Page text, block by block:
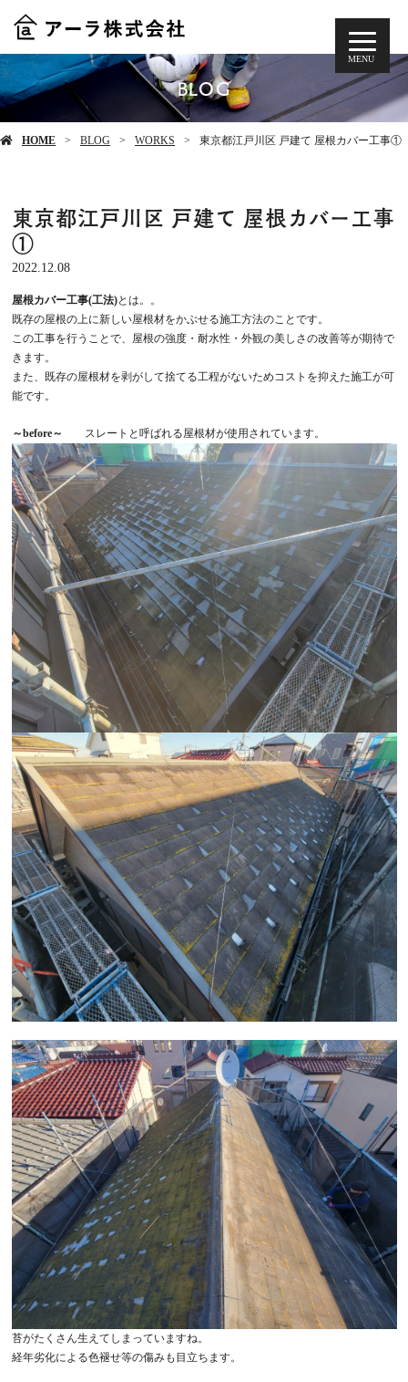
MENU
BLOG
HOME BLOG WORKS 東京都江戸川区 戸建て 屋根カバー工事①
東京都江戸川区 戸建て 屋根カバー工事
①
2022.12.08
屋根カバー工事(工法)とは。。
既存の屋根の上に新しい屋根材をかぶせる施工方法のことです。
この工事を行うことで、屋根の強度・耐水性・外観の美しさの改善等が期待で
きます。
また、既存の屋根材を剥がして捨てる工程がないためコストを抑えた施工が可
能です。
～before～ スレートと呼ばれる屋根材が使用されています。
苔がたくさん生えてしまっていますね。
経年劣化による色褪せ等の傷みも目立ちます。